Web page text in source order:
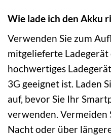
Wie lade ich den Akku
Verwenden Sie zum
mitgelieferte Ladegerät
hochwertiges
3G geeignet ist. Laden
auf, bevor Sie Ihr
verwenden. Vermeiden
Nacht oder über